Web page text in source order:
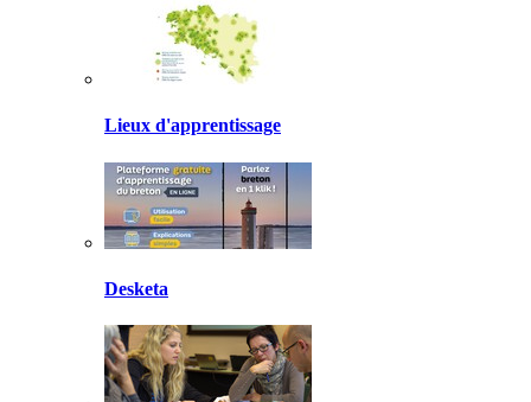
Lieux d'apprentissage
Desketa